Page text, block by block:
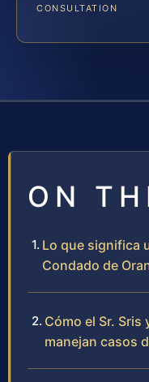
CONSULTATION
ON
Lo que significa
Condado de
Cómo el Sr.
manejan casos